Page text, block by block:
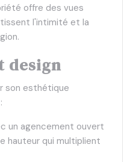
offre des vues
l'intimité et la
design
son esthétique
un agencement ouvert
hauteur qui multiplient